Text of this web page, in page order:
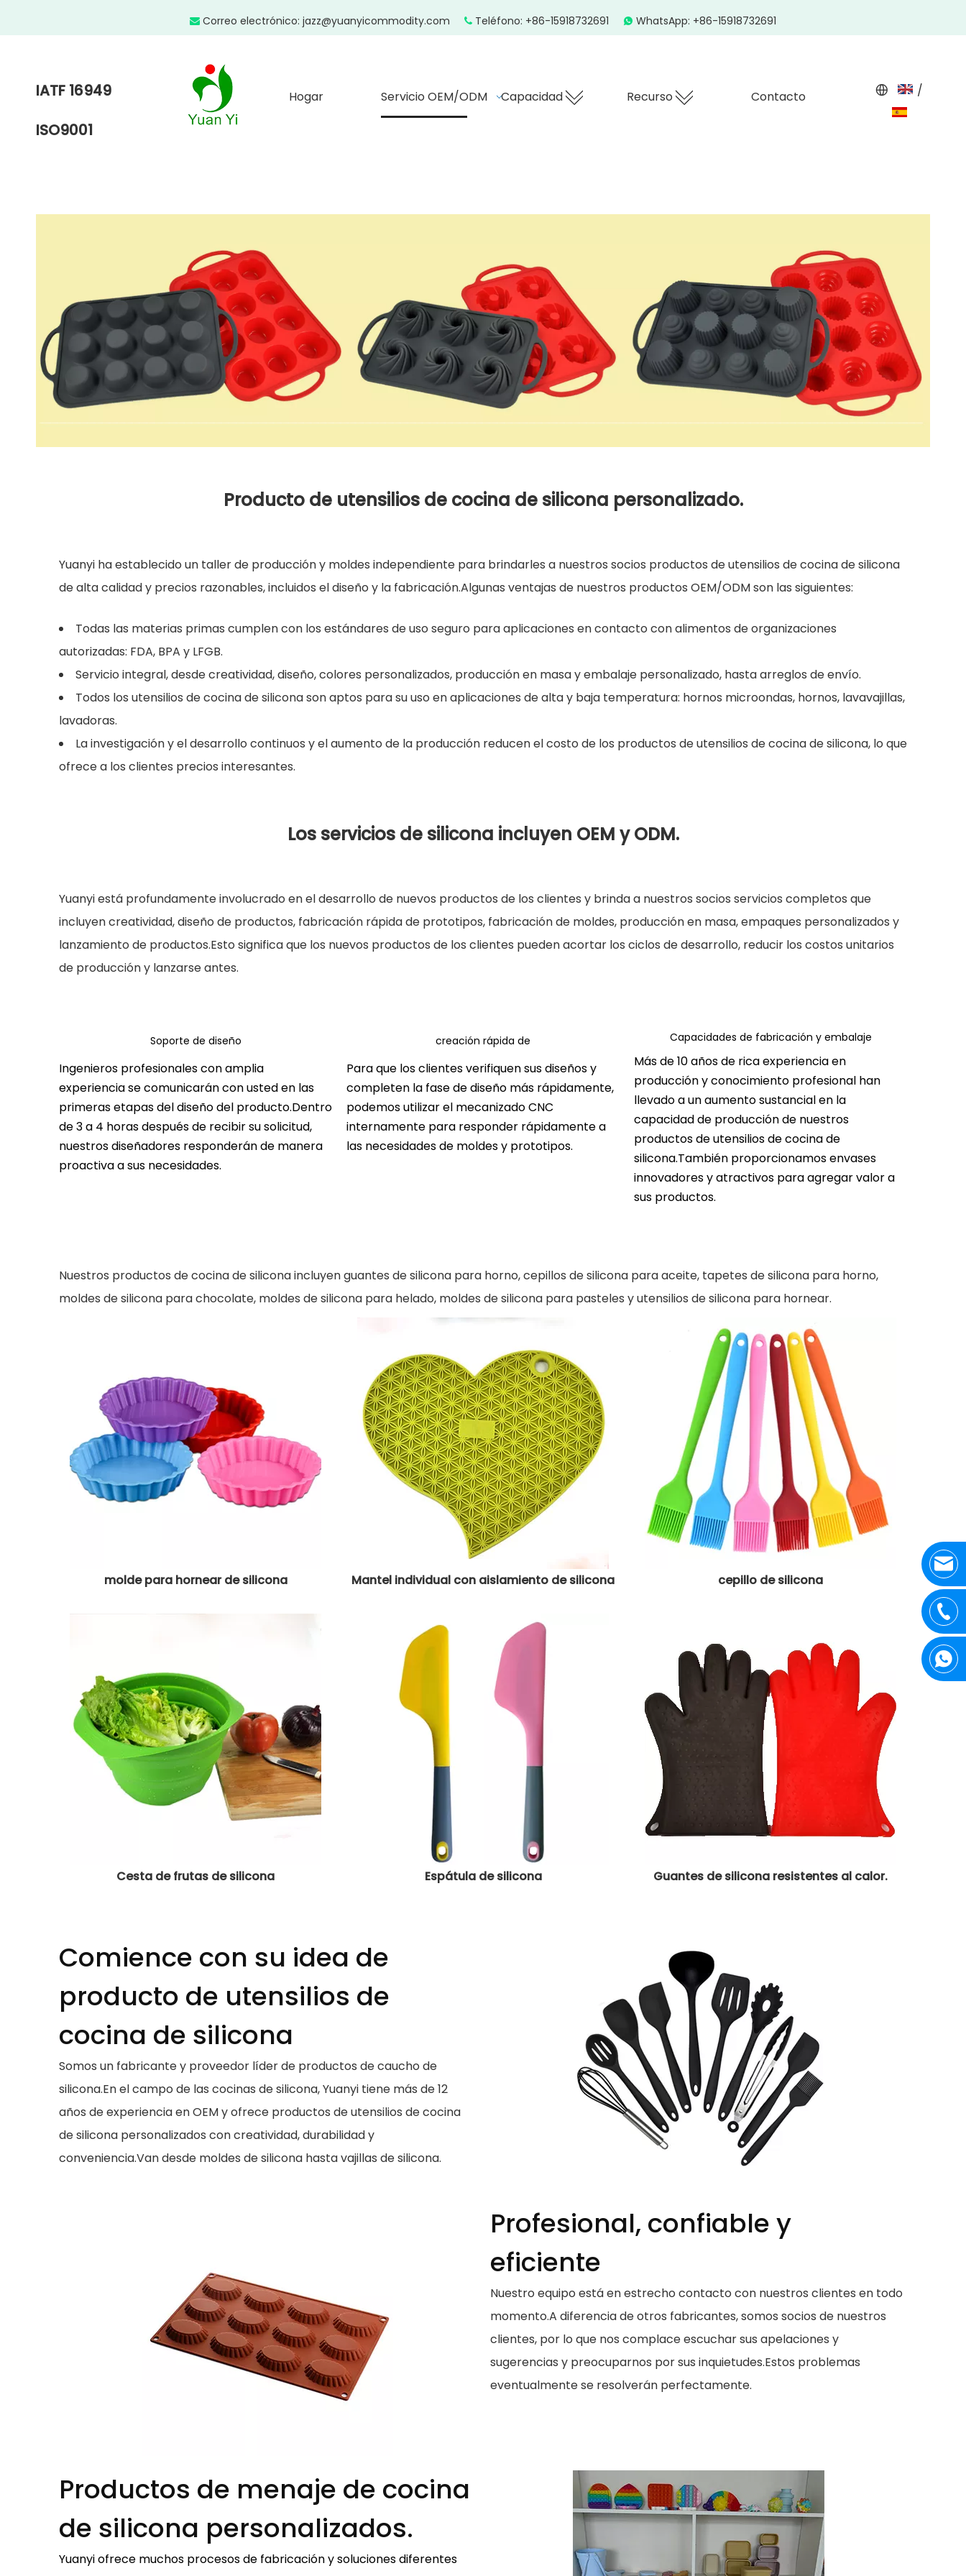
 Correo electrónico: jazz@yuanyicommodity.com  Teléfono: +86-15918732691  WhatsApp: +86-15918732691
IATF 16949
ISO9001
Hogar Servicio OEM/ODM Capacidad Recurso Contacto /
Producto de utensilios de cocina de silicona personalizado.
Yuanyi ha establecido un taller de producción y moldes independiente para brindarles a nuestros socios productos de utensilios de cocina de silicona
de alta calidad y precios razonables, incluidos el diseño y la fabricación.Algunas ventajas de nuestros productos OEM/ODM son las siguientes:
Todas las materias primas cumplen con los estándares de uso seguro para aplicaciones en contacto con alimentos de organizaciones
autorizadas: FDA, BPA y LFGB.
Servicio integral, desde creatividad, diseño, colores personalizados, producción en masa y embalaje personalizado, hasta arreglos de envío.
Todos los utensilios de cocina de silicona son aptos para su uso en aplicaciones de alta y baja temperatura: hornos microondas, hornos, lavavajillas,
lavadoras.
La investigación y el desarrollo continuos y el aumento de la producción reducen el costo de los productos de utensilios de cocina de silicona, lo que
ofrece a los clientes precios interesantes.
Los servicios de silicona incluyen OEM y ODM.
Yuanyi está profundamente involucrado en el desarrollo de nuevos productos de los clientes y brinda a nuestros socios servicios completos que
incluyen creatividad, diseño de productos, fabricación rápida de prototipos, fabricación de moldes, producción en masa, empaques personalizados y
lanzamiento de productos.Esto significa que los nuevos productos de los clientes pueden acortar los ciclos de desarrollo, reducir los costos unitarios
de producción y lanzarse antes.
Soporte de diseño
temprano
Ingenieros profesionales con amplia
experiencia se comunicarán con usted en las
primeras etapas del diseño del producto.Dentro
de 3 a 4 horas después de recibir su solicitud,
nuestros diseñadores responderán de manera
proactiva a sus necesidades.
creación rápida de
prototipos
Para que los clientes verifiquen sus diseños y
completen la fase de diseño más rápidamente,
podemos utilizar el mecanizado CNC
internamente para responder rápidamente a
las necesidades de moldes y prototipos.
Capacidades de fabricación y embalaje
personalizado.
Más de 10 años de rica experiencia en
producción y conocimiento profesional han
llevado a un aumento sustancial en la
capacidad de producción de nuestros
productos de utensilios de cocina de
silicona.También proporcionamos envases
innovadores y atractivos para agregar valor a
sus productos.
Nuestros productos de cocina de silicona incluyen guantes de silicona para horno, cepillos de silicona para aceite, tapetes de silicona para horno,
moldes de silicona para chocolate, moldes de silicona para helado, moldes de silicona para pasteles y utensilios de silicona para hornear.
molde para hornear de silicona Mantel individual con aislamiento de silicona cepillo de silicona
Cesta de frutas de silicona Espátula de silicona Guantes de silicona resistentes al calor.
Comience con su idea de
producto de utensilios de
cocina de silicona
Somos un fabricante y proveedor líder de productos de caucho de
silicona.En el campo de las cocinas de silicona, Yuanyi tiene más de 12
años de experiencia en OEM y ofrece productos de utensilios de cocina
de silicona personalizados con creatividad, durabilidad y
conveniencia.Van desde moldes de silicona hasta vajillas de silicona.
Profesional, confiable y
eficiente
Nuestro equipo está en estrecho contacto con nuestros clientes en todo
momento.A diferencia de otros fabricantes, somos socios de nuestros
clientes, por lo que nos complace escuchar sus apelaciones y
sugerencias y preocuparnos por sus inquietudes.Estos problemas
eventualmente se resolverán perfectamente.
Productos de menaje de cocina
de silicona personalizados.
Yuanyi ofrece muchos procesos de fabricación y soluciones diferentes